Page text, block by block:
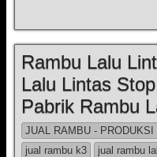
Rambu Lalu
Lalu Lintas
Pabrik Rambu
JUAL RAMBU - PRODUKSI
jual rambu k3
jual rambu